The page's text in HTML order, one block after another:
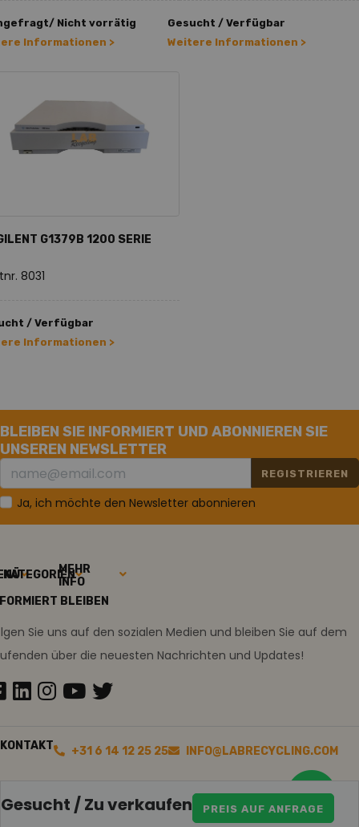
Gesucht / Zu verkaufen PREIS AUF ANFRAGE
Nicht vorrätig
Informationen >
Gesucht / Verfügbar
Weitere Informationen >
G1379B 1200 SERIE
8031
/ Verfügbar
Informationen >
BLEIBEN SIE INFORMIERT UND ABONNIEREN SIE
UNSEREN NEWSLETTER
REGISTRIEREN
Ja, ich möchte den Newsletter abonnieren
KATEGORIENMEHR
INFO
BLEIBEN
Sie uns auf den sozialen Medien und bleiben Sie auf dem
über die neuesten Nachrichten und Updates!
KONTAKT +31 6 14 12 25 25 INFO@LABRECYCLING.COM
Ollie macht ein Praktikum